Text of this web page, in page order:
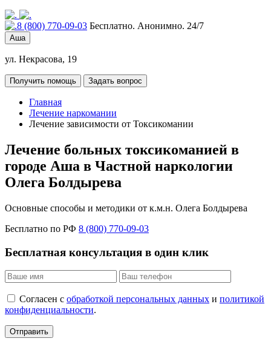
8 (800) 770-09-03 Бесплатно. Анонимно. 24/7
Аша
ул. Некрасова, 19
Получить помощь Задать вопрос
Главная
Лечение наркомании
Лечение зависимости от Токсикомании
Лечение больных токсикоманией в
городе Аша в Частной наркологии
Олега Болдырева
Основные способы и методики от к.м.н. Олега Болдырева
Бесплатно по РФ 8 (800) 770-09-03
Бесплатная консультация в один клик
Согласен с обработкой персональных данных и политикой
конфиденциальности.
Отправить